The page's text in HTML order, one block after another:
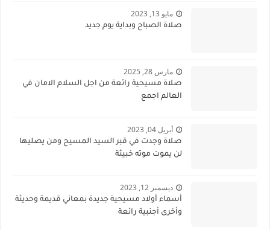
مايو 13, 2023
صلاة الصباح وبداية يوم جديد
مارس 28, 2025
صلاة مسيحية رائعة من اجل السلام الامان في
العالم اجمع
أبريل 04, 2023
صلاة وجدت في قبر السيد المسيح ومن يصليها
لن يموت موته خبيثة
ديسمبر 12, 2023
أسماء أولاد مسيحية جديدة بمعاني قديمة وحديثة
وأخرى أجنبية رائعة